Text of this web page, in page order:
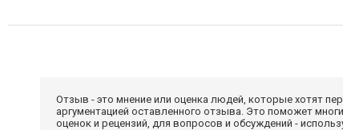
Отзыв - это мнение или оценка людей, которые хотят
аргументацией оставленного отзыва. Это поможет
оценок и рецензий, для вопросов и обсуждений -